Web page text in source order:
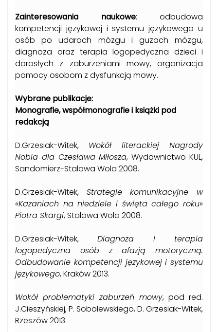
Zainteresowania naukowe: odbudowa
kompetencji językowej i systemu językowego u
osób po udarach mózgu i guzach mózgu,
diagnoza oraz terapia logopedyczna dzieci i
dorosłych z zaburzeniami mowy, organizacja
pomocy osobom z dysfunkcją mowy.
Wybrane publikacje:
Monografie, współmonografie i książki pod
redakcją
D.Grzesiak-Witek, Wokół literackiej Nagrody
Nobla dla Czesława Miłosza, Wydawnictwo KUL,
Sandomierz-Stalowa Wola 2008.
D.Grzesiak-Witek, Strategie komunikacyjne w
«Kazaniach na niedziele i święta całego roku»
Piotra Skargi, Stalowa Wola 2008.
D.Grzesiak-Witek,Diagnoza i terapia
logopedyczna osób z afazją motoryczną.
Odbudowanie kompetencji językowej i systemu
językowego, Kraków 2013.
Wokół problematyki zaburzeń mowy, pod red.
J.Cieszyńskiej, P. Sobolewskiego, D. Grzesiak-Witek,
Rzeszów 2013.